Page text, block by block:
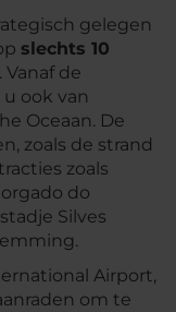
gelegen
slechts 10
. Vanaf de
ook van
Oceaan. De
zoals de strand
zoals
do
Silves
Airport,
om te